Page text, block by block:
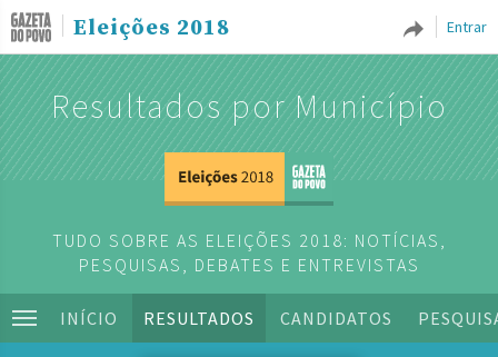
Entrar
Eleições 2018
Resultados por Município
TUDO SOBRE AS ELEIÇÕES 2018: NOTÍCIAS,
PESQUISAS, DEBATES E ENTREVISTAS
INÍCIO RESULTADOS CANDIDATOS